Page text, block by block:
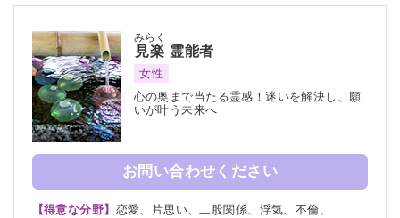
千里眼 サイキック 縁結び
浄化 祈願 祈祷
過去世供養 水子供養 波動修正
見楽
みらく
霊能者
女性
心の奥まで当たる霊感！迷いを解決し、願
いが叶う未来へ
お問い合わせください
【得意な分野】 恋愛、片思い、二股関係、浮気、不倫、